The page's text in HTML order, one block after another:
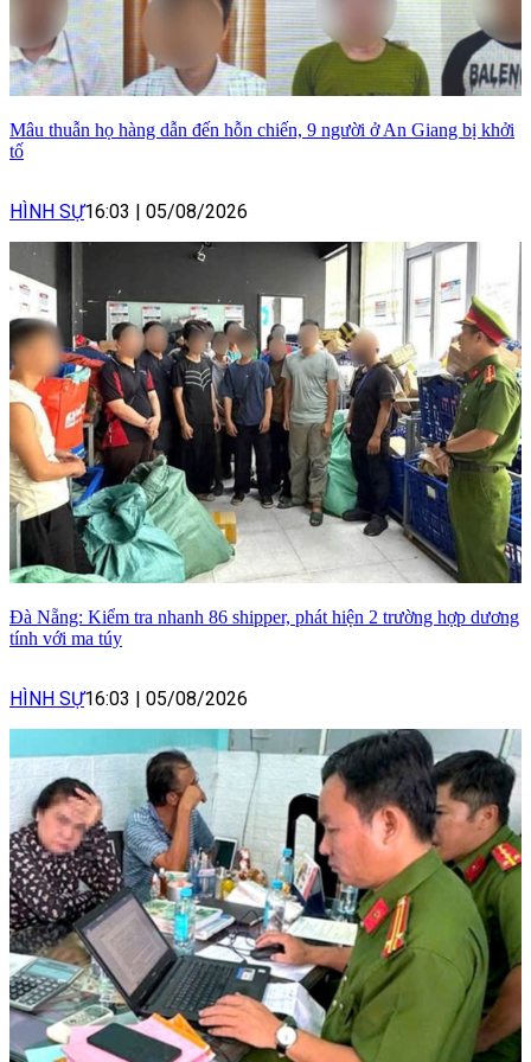
Mâu thuẫn họ hàng dẫn đến hỗn chiến, 9 người ở An Giang bị khởi
tố
HÌNH SỰ16:03 05/08/2026
Đà Nẵng: Kiểm tra nhanh 86 shipper, phát hiện 2 trường hợp dương
tính với ma túy
HÌNH SỰ16:03 05/08/2026